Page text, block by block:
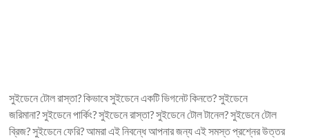
সুইডেনে টোল রাস্তা? কিভাবে সুইডেনে একটি ভিগনেট কিনতে? সুইডেনে
জরিমানা? সুইডেনে পার্কিং? সুইডেনে রাস্তা? সুইডেনে টোল টানেল? সুইডেনে টোল
ব্রিজ? সুইডেনে ফেরি? আমরা এই নিবন্ধে আপনার জন্য এই সমস্ত প্রশ্নের উত্তর